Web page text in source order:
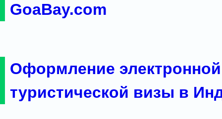
GoaBay.com
Оформление электронной
туристической визы в